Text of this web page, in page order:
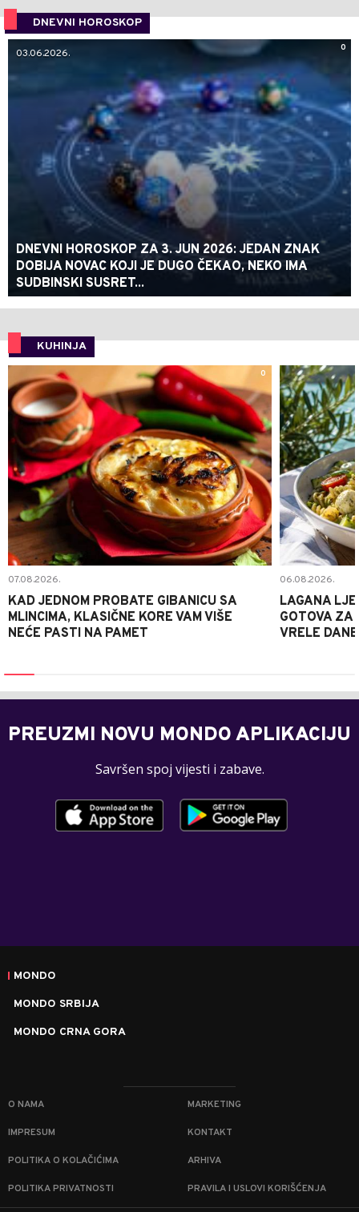
DNEVNI HOROSKOP
0
03.06.2026.
DNEVNI HOROSKOP ZA 3. JUN 2026: JEDAN ZNAK
DOBIJA NOVAC KOJI JE DUGO ČEKAO, NEKO IMA
SUDBINSKI SUSRET...
KUHINJA
0
07.08.2026.
KAD JEDNOM PROBATE GIBANICU SA
MLINCIMA, KLASIČNE KORE VAM VIŠE
NEĆE PASTI NA PAMET
06.08.2026.
LAGANA
GOTOVA ZA
VRELE DANE
PREUZMI NOVU MONDO APLIKACIJU
Savršen spoj vijesti i zabave.
MONDO
MONDO SRBIJA
MONDO CRNA GORA
O NAMA MARKETING
IMPRESUM KONTAKT
POLITIKA O KOLAČIĆIMA ARHIVA
POLITIKA PRIVATNOSTI PRAVILA I USLOVI KORIŠĆENJA